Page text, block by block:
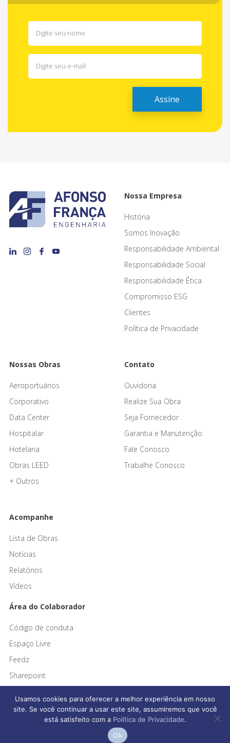
Nossa Empresa
História
Somos Inovação
Responsabilidade Ambiental
Responsabilidade Social
Responsabilidade Ética
Compromisso ESG
Clientes
Política de Privacidade
Nossas Obras
Aeroportuários
Corporativo
Data Center
Hospitalar
Hotelaria
Obras LEED
+ Outros
Contato
Ouvidoria
Realize Sua Obra
Seja Fornecedor
Garantia e Manutenção
Fale Conosco
Trabalhe Conosco
Acompanhe
Lista de Obras
Notícias
Relatórios
Vídeos
Área do Colaborador
Código de conduta
Espaço Livre
Feedz
Sharepoint
Afonso França Engenharia © 2026 Todos os direitos reservados
Usamos cookies para oferecer a melhor experiência em nosso
site. Se você continuar a usar este site, assumiremos que você
está satisfeito com a Política de Privacidade.
Ok